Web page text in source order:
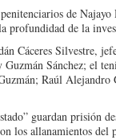
de
profundidad de la
Cáceres Silvestre,
Sánchez; el
Raúl
guardan prisión
los allanamientos del